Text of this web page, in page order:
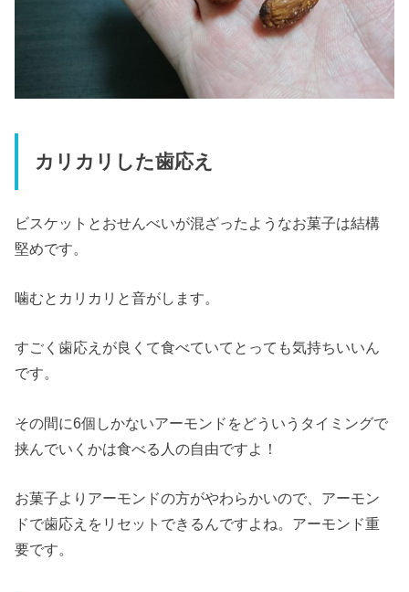
カリカリした歯応え
ビスケットとおせんべいが混ざったようなお菓子は結構
堅めです。
噛むとカリカリと音がします。
すごく歯応えが良くて食べていてとっても気持ちいいん
です。
その間に6個しかないアーモンドをどういうタイミングで
挟んでいくかは食べる人の自由ですよ！
お菓子よりアーモンドの方がやわらかいので、アーモン
ドで歯応えをリセットできるんですよね。アーモンド重
要です。